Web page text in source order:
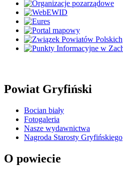
Powiat Gryfiński
Bocian biały
Fotogaleria
Nasze wydawnictwa
Nagroda Starosty Gryfińskiego
O powiecie